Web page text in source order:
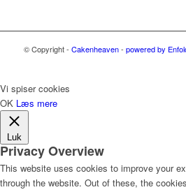
© Copyright - Cakenheaven- powered by
Vi spiser cookies
OK Læs mere
Luk
Privacy Overview
This website uses cookies to improve your
through the website. Out of these, the